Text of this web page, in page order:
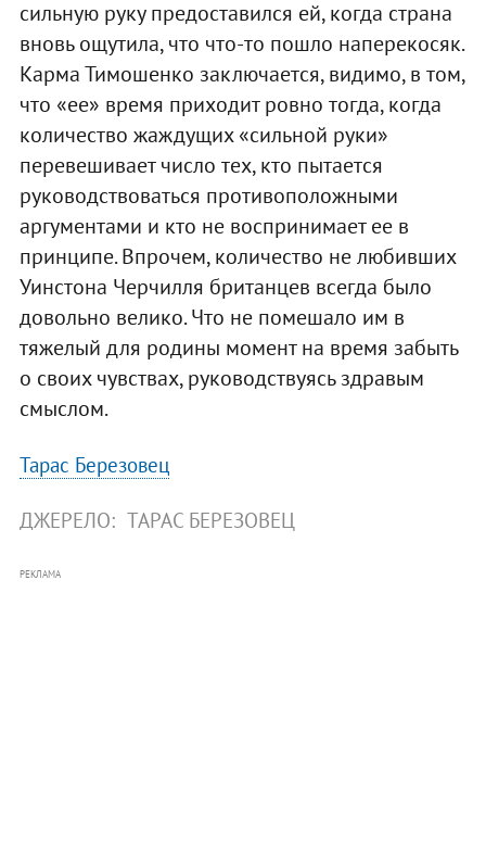
сильную руку предоставился ей, когда страна
вновь ощутила, что что-то пошло наперекосяк.
Карма Тимошенко заключается, видимо, в том,
что «ее» время приходит ровно тогда, когда
количество жаждущих «сильной руки»
перевешивает число тех, кто пытается
руководствоваться противоположными
аргументами и кто не воспринимает ее в
принципе. Впрочем, количество не любивших
Уинстона Черчилля британцев всегда было
довольно велико. Что не помешало им в
тяжелый для родины момент на время забыть
о своих чувствах, руководствуясь здравым
смыслом.
Тарас Березовец
ДЖЕРЕЛО: ТАРАС БЕРЕЗОВЕЦ
РЕКЛАМА